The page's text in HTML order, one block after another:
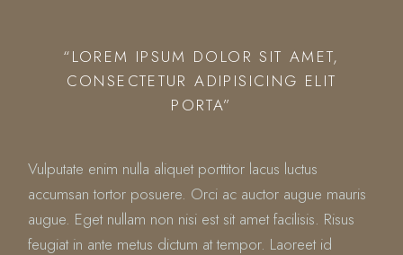
“LOREM IPSUM DOLOR SIT AMET,
CONSECTETUR ADIPISICING ELIT
PORTA”
Vulputate enim nulla aliquet porttitor lacus luctus
accumsan tortor posuere. Orci ac auctor augue mauris
augue. Eget nullam non nisi est sit amet facilisis. Risus
feugiat in ante metus dictum at tempor. Laoreet id